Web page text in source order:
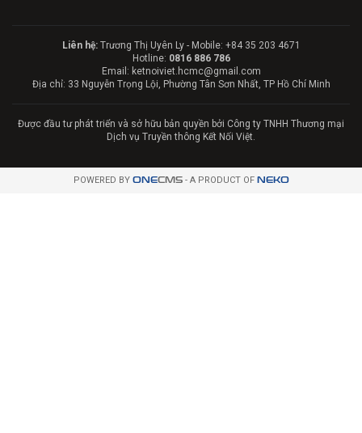
Liên hệ:Trương Thị Uyên Ly - Mobile: +84 35 203 4671
Hotline: 0816 886 786
Email: ketnoiviet.hcmc@gmail.com
Địa chỉ: 33 Nguyễn Trọng Lội, Phường Tân Sơn Nhất, TP Hồ Chí Minh
Được đầu tư phát triển và sở hữu bản quyền bởi Công ty TNHH Thương mại
Dịch vụ Truyền thông Kết Nối Việt.
POWERED BY ONECMS- A PRODUCT OF NEKO